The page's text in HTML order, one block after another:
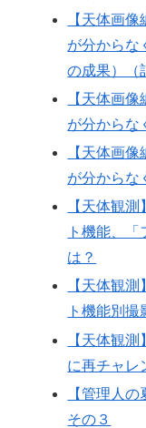
【天体画
が分から
の成果）（
【天体画
が分からな
【天体画
が分からな
【天体観
ト機能、
は？
【天体観
ト機能別撮
【天体観
に再チャレ
【管理人
その３